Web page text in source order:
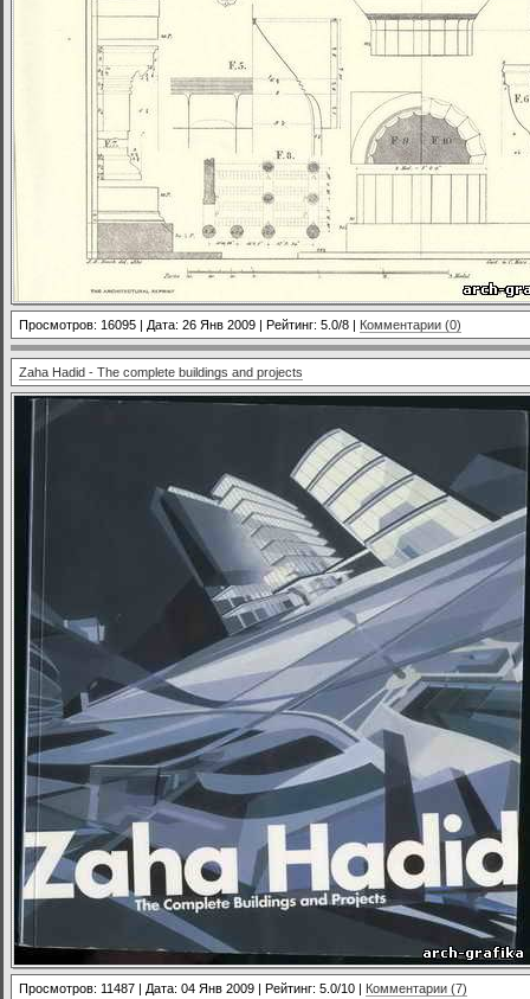
Просмотров: 16095 | Дата: 26 Янв 2009 | Рейтинг: 5.0/8 | Комментарии (0)
Zaha Hadid - The complete buildings and projects
Просмотров: 11487 | Дата: 04 Янв 2009 | Рейтинг: 5.0/10 | Комментарии (7)